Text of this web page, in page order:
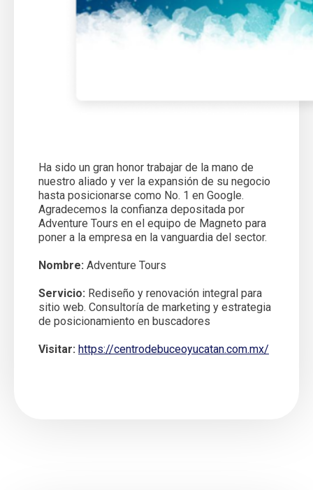
Ha sido un gran honor trabajar de la mano de
nuestro aliado y ver la expansión de su negocio
hasta posicionarse como No. 1 en Google.
Agradecemos la confianza depositada por
Adventure Tours en el equipo de Magneto para
poner a la empresa en la vanguardia del sector.
Nombre: Adventure Tours
Servicio: Rediseño y renovación integral para
sitio web. Consultoría de marketing y estrategia
de posicionamiento en buscadores
Visitar: https://centrodebuceoyucatan.com.mx/